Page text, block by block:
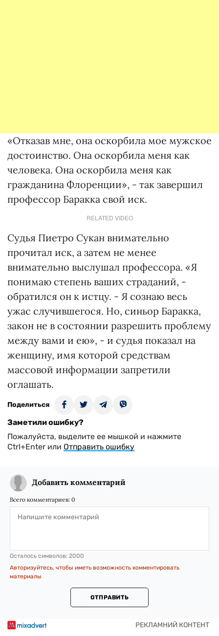
«Отказав мне, она оскорбила мое мужское
достоинство. Она оскорбила меня как
человека. Она оскорбила меня как
гражданина Флоренции», - так завершил
профессор Баракка свой иск.
RELATED VIDEO
Судья Пиетро Сукан внимательно
прочитал иск, а затем не менее
внимательно выслушал профессора. «Я
понимаю степень ваших страданий, -
обратился он к истцу. - Я сознаю весь
ужас случившегося. Но, синьор Баракка,
закон не в состоянии разрешить проблему
между вами и ею», - и судья показал на
женщину, имя которой средствам
массовой информации запретили
оглашать.
Поделиться
Заметили ошибку?
Пожалуйста, выделите ее мышкой и нажмите
Ctrl+Enter или Отправить ошибку
Добавить комментарий
Всего комментариев: 0
Осталось символов: 2000
Авторизуйтесь, чтобы иметь возможность комментировать
материалы
ОТПРАВИТЬ